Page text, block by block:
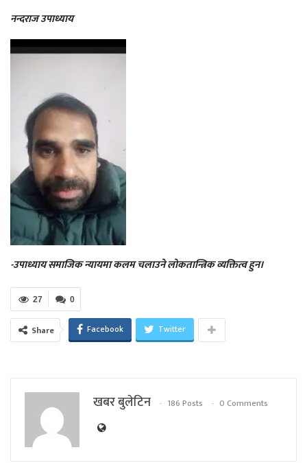
नन्दराज उपाध्याय
-उपाध्याय समाजिक न्यायमा कलम चलाउने लोकतान्त्रिक व्यक्तित्व हुन।
0
27
Share Facebook Twitter
खबर बुलेटिन 186 Posts 0 Comments